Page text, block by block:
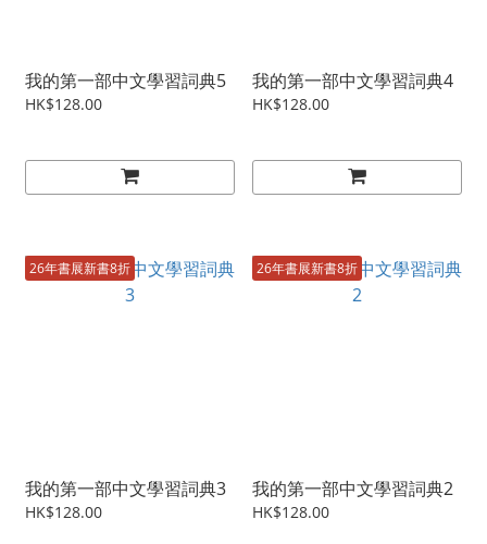
我的第一部中文學習詞典5
HK$128.00
我的第一部中文學習詞典4
HK$128.00
26年書展新書8折
我的第一部中文學習詞典3
HK$128.00
26年書展新書8折
我的第一部中文學習詞典2
HK$128.00